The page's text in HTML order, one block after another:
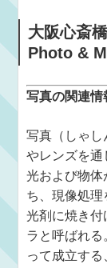
大阪心斎
Photo &
写真の関連情
写真（しゃし
やレンズを通
光および物
ち、現像処
光剤に焼き付
ラと呼ばれる
って成立す